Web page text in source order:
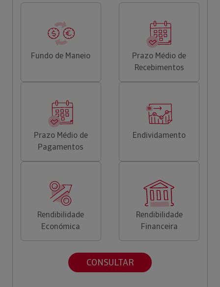
Fundo de Maneio
Prazo Médio de
Recebimentos
Prazo Médio de
Pagamentos
Endividamento
Rendibilidade
Económica
Rendibilidade
Financeira
CONSULTAR